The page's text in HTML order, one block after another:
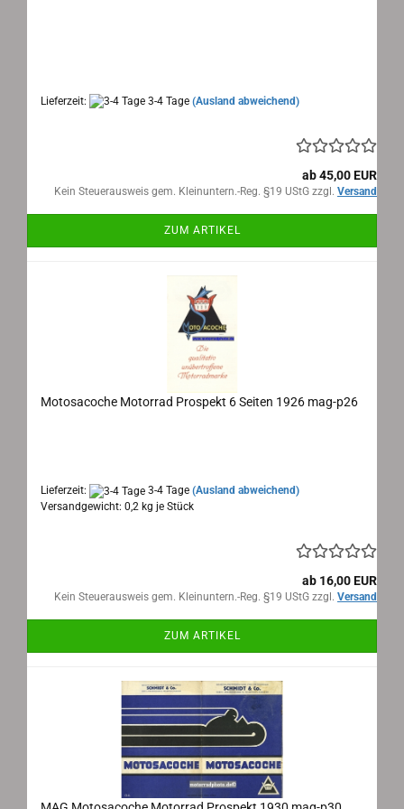
Lieferzeit: 3-4 Tage (Ausland abweichend)
ab 45,00 EUR
Kein Steuerausweis gem. Kleinuntern.-Reg. §19 UStG zzgl. Versand
ZUM ARTIKEL
Motosacoche Motorrad Prospekt 6 Seiten 1926 mag-p26
Lieferzeit: 3-4 Tage (Ausland abweichend)
Versandgewicht: 0,2 kg je Stück
ab 16,00 EUR
Kein Steuerausweis gem. Kleinuntern.-Reg. §19 UStG zzgl. Versand
ZUM ARTIKEL